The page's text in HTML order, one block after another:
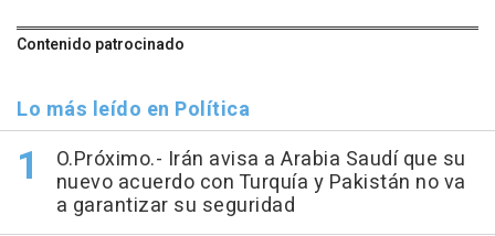
Contenido patrocinado
Lo más leído en Política
O.Próximo.- Irán avisa a Arabia Saudí que su
nuevo acuerdo con Turquía y Pakistán no va
a garantizar su seguridad